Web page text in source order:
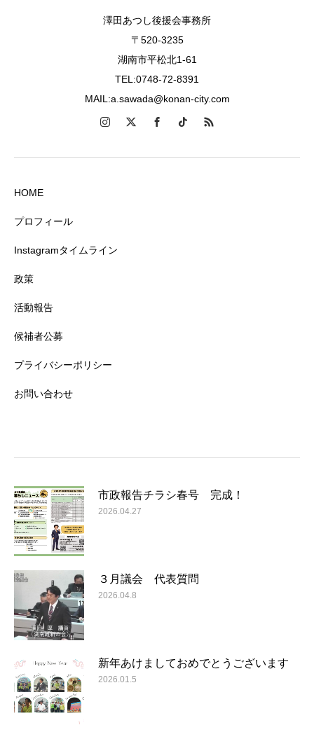
澤田あつし後援会事務所
〒520-3235
湖南市平松北1-61
TEL:0748-72-8391
MAIL:a.sawada@konan-city.com
HOME
プロフィール
Instagramタイムライン
政策
活動報告
候補者公募
プライバシーポリシー
お問い合わせ
市政報告チラシ春号 完成！
2026.04.27
３月議会 代表質問
2026.04.8
新年あけましておめでとうございます
2026.01.5